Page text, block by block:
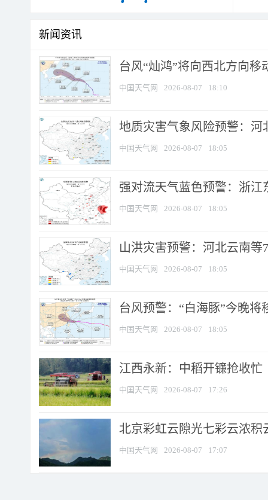
新闻资讯
台风“灿鸿”将向西北方向移
中国天气网 2026-08-07 18:10
地质灾害气象风险预警：河
中国天气网 2026-08-07 18:05
强对流天气蓝色预警：浙江
中国天气网 2026-08-07 18:05
山洪灾害预警：河北云南
中国天气网 2026-08-07 18:05
台风预警：“白海豚”今晚将
中国天气网 2026-08-07 18:05
江西永新：中稻开镰抢收忙
中国天气网 2026-08-07 17:26
北京彩虹云隙光七彩云浓积
中国天气网 2026-08-07 17:07